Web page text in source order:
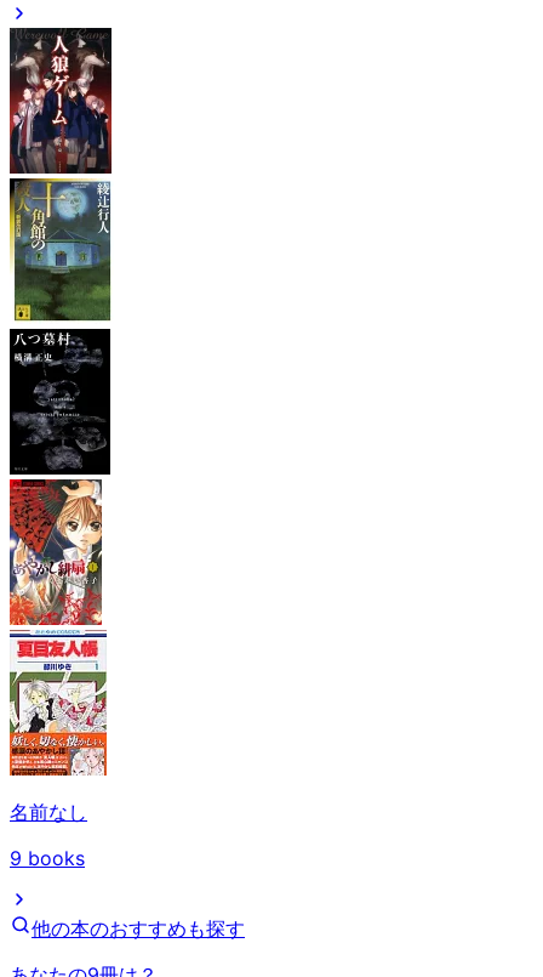
名前なし
9 books
他の本のおすすめも探す